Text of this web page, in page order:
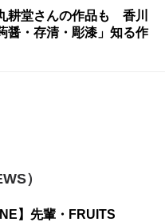
耕堂さんの作品も 香川
醤・存清・彫漆」知る作
）
】先輩・FRUITS